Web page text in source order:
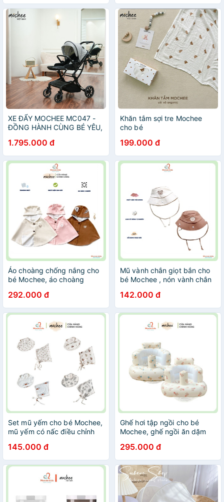
XE ĐẨY MOCHEE MC047 -
ĐỒNG HÀNH CÙNG BÉ YÊU,
1.795.000 đ
Khăn tắm sợi tre Mochee
cho bé
199.000 đ
Áo choàng chống nắng cho
bé Mochee, áo choàng
chiều - Monnie Kids
292.000 đ
Mũ vành chắn giọt bắn cho
bé Mochee , nón vành chắn
Kids
142.000 đ
Set mũ yếm cho bé Mochee,
mũ yếm có nấc điều chỉnh
Monnie Kids
145.000 đ
Ghế hơi tập ngồi cho bé
Mochee, ghế ngồi ăn dặm
Monnie Kids
295.000 đ